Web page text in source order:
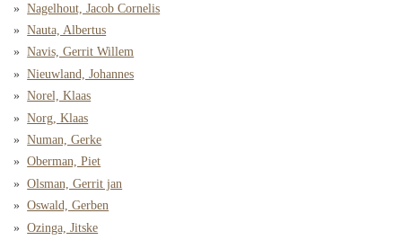
Nagelhout, Jacob Cornelis
Nauta, Albertus
Navis, Gerrit Willem
Nieuwland, Johannes
Norel, Klaas
Norg, Klaas
Numan, Gerke
Oberman, Piet
Olsman, Gerrit jan
Oswald, Gerben
Ozinga, Jitske